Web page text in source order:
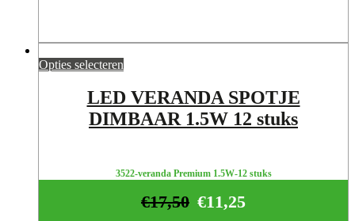
Opties selecteren
LED VERANDA SPOTJE
DIMBAAR 1.5W 12 stuks
3522-veranda Premium 1.5W-12 stuks
€11,25
€17,50